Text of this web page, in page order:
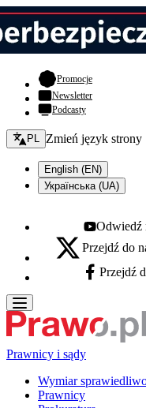
Promocje- otwiera się
Newsletter
Podcasty
Zmień język - bieżący:
PL Zmień język strony
English (EN)
Українська (UA)
Youtube -
Odwiedź
X - otwiera się w nowej
Przejdź do
Facebook -
Przejdź
Prawnicy i sądy
Wymiar
Prawnicy